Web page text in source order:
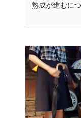
熟成が進むに